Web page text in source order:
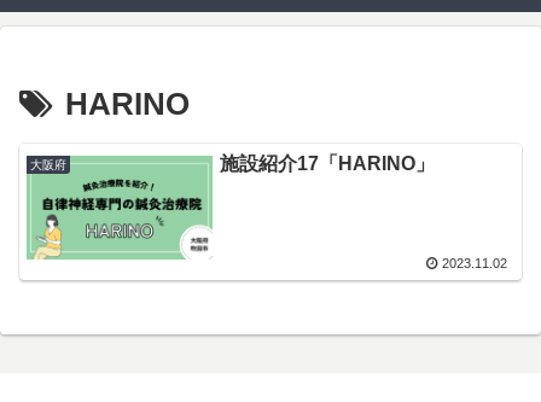
HARINO
大阪府 施設紹介17「HARINO」
2023.11.02